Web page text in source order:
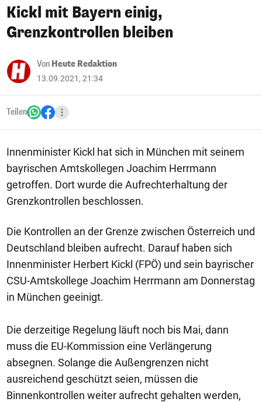
Kickl mit Bayern einig,
Grenzkontrollen bleiben
Von Heute Redaktion
13.09.2021, 21:34
Teilen
Innenminister Kickl hat sich in München mit seinem
bayrischen Amtskollegen Joachim Herrmann
getroffen. Dort wurde die Aufrechterhaltung der
Grenzkontrollen beschlossen.
Die Kontrollen an der Grenze zwischen Österreich und
Deutschland bleiben aufrecht. Darauf haben sich
Innenminister Herbert Kickl (FPÖ) und sein bayrischer
CSU-Amtskollege Joachim Herrmann am Donnerstag
in München geeinigt.
Die derzeitige Regelung läuft noch bis Mai, dann
muss die EU-Kommission eine Verlängerung
absegnen. Solange die Außengrenzen nicht
ausreichend geschützt seien, müssen die
Binnenkontrollen weiter aufrecht gehalten werden,